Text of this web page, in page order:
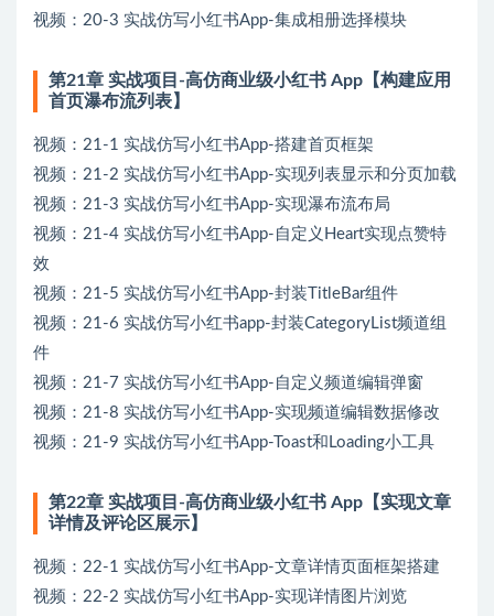
视频：20-3 实战仿写小红书App-集成相册选择模块
第21章 实战项目-高仿商业级小红书 App【构建应用
首页瀑布流列表】
视频：21-1 实战仿写小红书App-搭建首页框架
视频：21-2 实战仿写小红书App-实现列表显示和分页加载
视频：21-3 实战仿写小红书App-实现瀑布流布局
视频：21-4 实战仿写小红书App-自定义Heart实现点赞特
效
视频：21-5 实战仿写小红书App-封装TitleBar组件
视频：21-6 实战仿写小红书app-封装CategoryList频道组
件
视频：21-7 实战仿写小红书App-自定义频道编辑弹窗
视频：21-8 实战仿写小红书App-实现频道编辑数据修改
视频：21-9 实战仿写小红书App-Toast和Loading小工具
第22章 实战项目-高仿商业级小红书 App【实现文章
详情及评论区展示】
视频：22-1 实战仿写小红书App-文章详情页面框架搭建
视频：22-2 实战仿写小红书App-实现详情图片浏览